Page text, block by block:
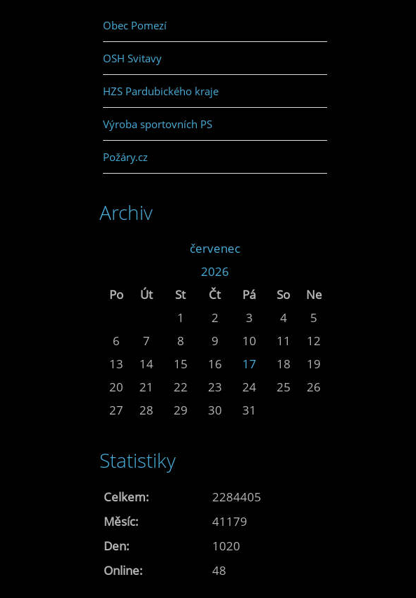
Obec Pomezí
OSH Svitavy
HZS Pardubického kraje
Výroba sportovních PS
Požáry.cz
Archiv
červenec
2026
Po
Út St Čt Pá So
Ne
1
2 3 4
5
6
7 8 9 10 11
12
13
14 15 16 17 18
19
20
21 22 23 24 25
26
27
28 29 30 31
Statistiky
Online: 48
Celkem:
2284405
Měsíc:
41179
Den:
1020